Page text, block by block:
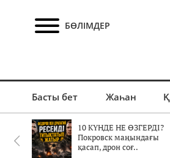
БӨЛІМДЕР
Басты бет Жаһан
10 КҮНДЕ НЕ ӨЗГЕРДІ?
Покровск маңындағы
қасап, дрон соғ..